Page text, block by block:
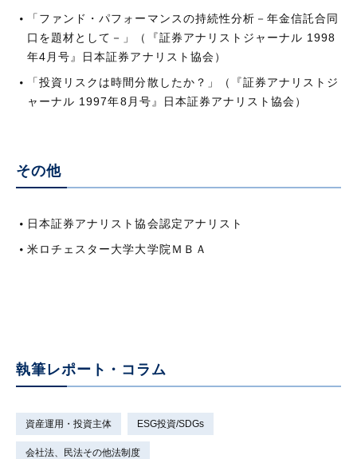
「ファンド・パフォーマンスの持続性分析－年金信託合同
口を題材として－」（『証券アナリストジャーナル 1998
年4月号』日本証券アナリスト協会）
「投資リスクは時間分散したか？」（『証券アナリストジ
ャーナル 1997年8月号』日本証券アナリスト協会）
その他
日本証券アナリスト協会認定アナリスト
米ロチェスター大学大学院ＭＢＡ
執筆レポート・コラム
資産運用・投資主体 ESG投資/SDGs
会社法、民法その他法制度